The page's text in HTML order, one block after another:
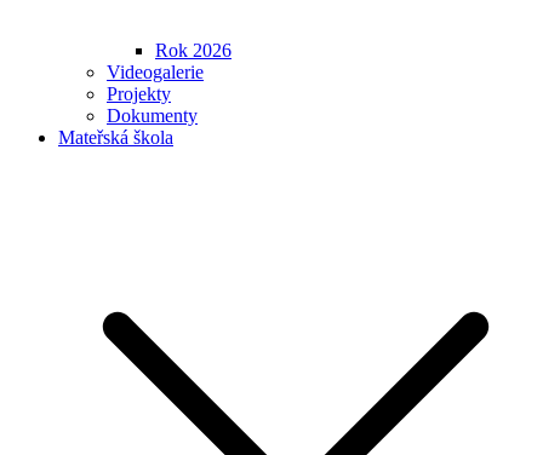
Rok 2026
Videogalerie
Projekty
Dokumenty
Mateřská škola